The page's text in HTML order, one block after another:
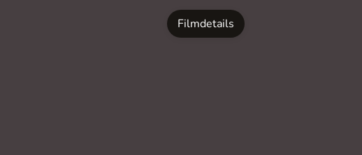
Filmdetails